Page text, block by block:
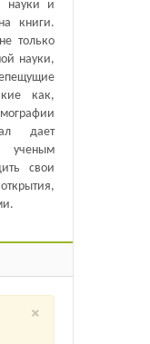
науки и
книги.
только
науки,
как,
дает
ученым
свои
×